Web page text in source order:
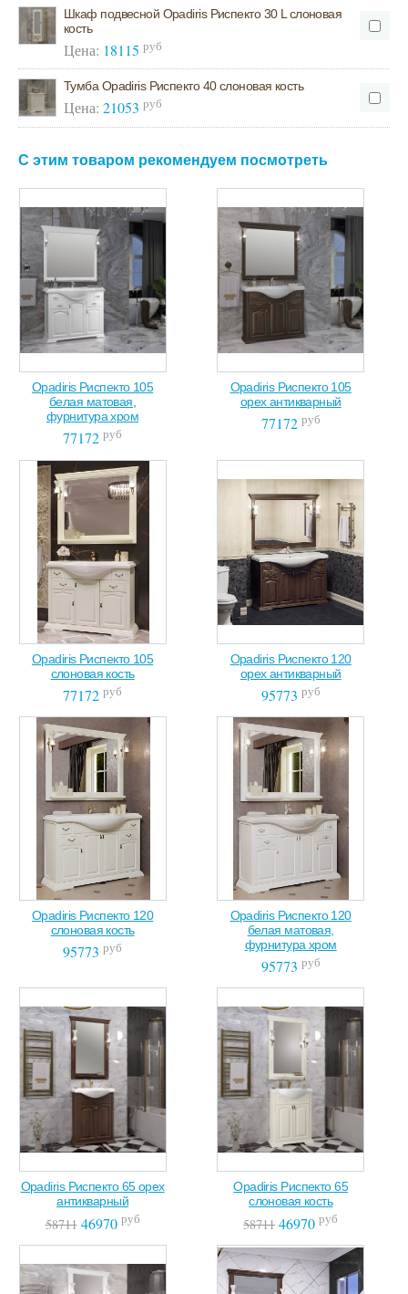
Шкаф подвесной Opadiris Риспекто 30 L слоновая
кость
Цена: 18115 руб
Тумба Opadiris Риспекто 40 слоновая кость
Цена: 21053 руб
С этим товаром рекомендуем посмотреть
Opadiris Риспекто 105
белая матовая,
фурнитура хром
77172 руб
Opadiris Риспекто 105
орех антикварный
77172 руб
Opadiris Риспекто 105
слоновая кость
77172 руб
Opadiris Риспекто 120
орех антикварный
95773 руб
Opadiris Риспекто 120
слоновая кость
95773 руб
Opadiris Риспекто 120
белая матовая,
фурнитура хром
95773 руб
Opadiris Риспекто 65 орех
антикварный
5871146970 руб
Opadiris Риспекто 65
слоновая кость
58711 46970 руб